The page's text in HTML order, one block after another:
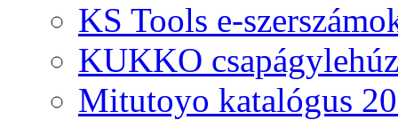
KS Tools e-
KUKKO
Mitutoyo katalógus